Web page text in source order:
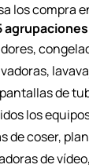
los compra
pantallas de
los
de coser,
de